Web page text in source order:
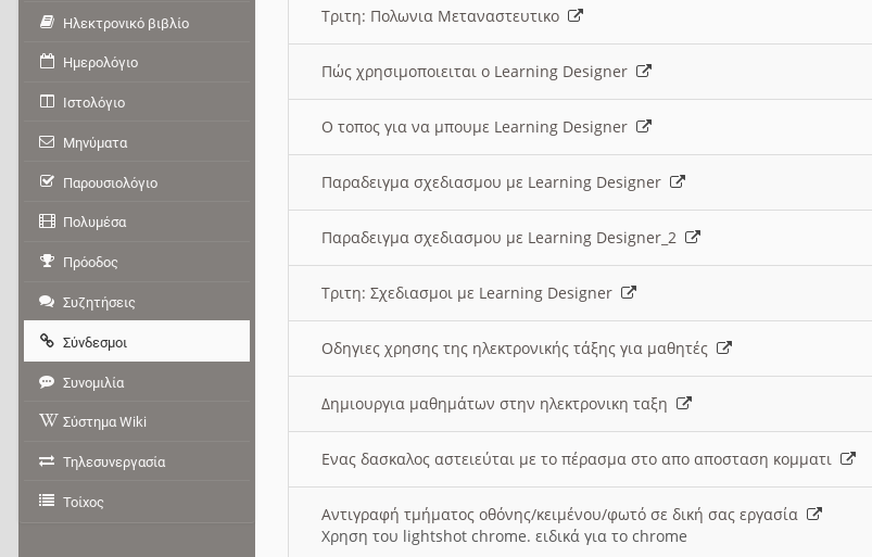
Τριτη: Πολωνια Μεταναστευτικο
Πώς χρησιμοποιειται ο Learning Designer
O τοπος για να μπουμε Learning Designer
Παραδειγμα σχεδιασμου με Learning Designer
Παραδειγμα σχεδιασμου με Learning Designer_2
Τριτη: Σχεδιασμοι με Learning Designer
Οδηγιες χρησης της ηλεκτρονικής τάξης για μαθητές
Δημιουργια μαθημάτων στην ηλεκτρονικη ταξη
Ενας δασκαλος αστειεύται με το πέρασμα στο απο αποσταση κομματι
Αντιγραφή τμήματος οθόνης/κειμένου/φωτό σε δική σας εργασία
Χρηση του lightshot chrome. ειδικά για το chrome
Ηλεκτρονικό βιβλίο
Ημερολόγιο
Ιστολόγιο
Μηνύματα
Παρουσιολόγιο
Πολυμέσα
Πρόοδος
Συζητήσεις
Σύνδεσμοι
Συνομιλία
Σύστημα Wiki
Τηλεσυνεργασία
Τοίχος